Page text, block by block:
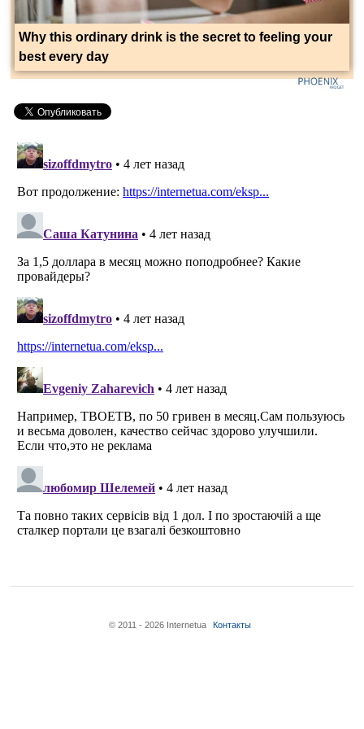
Why this ordinary drink is the secret to feeling your
best every day
© 2011 - 2026 Internetua Контакты